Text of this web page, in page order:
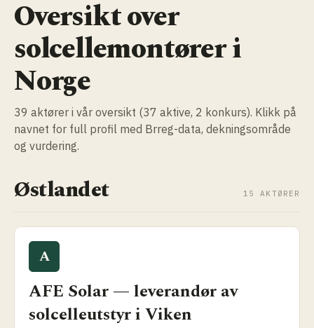
Oversikt over
solcellemontører i
Norge
39 aktører i vår oversikt (37 aktive, 2 konkurs). Klikk på
navnet for full profil med Brreg-data, dekningsområde
og vurdering.
Østlandet 15 AKTØRER
A
AFE Solar — leverandør av
solcelle­utstyr i Viken